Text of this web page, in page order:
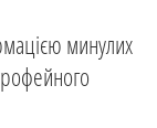
минулих